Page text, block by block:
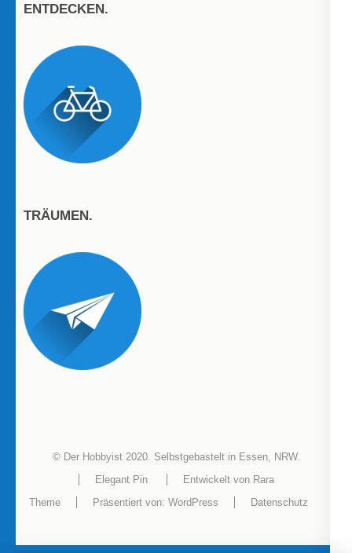
ENTDECKEN.
TRÄUMEN.
© Der Hobbyist 2020. Selbstgebastelt in Essen, NRW.
Elegant Pin
Entwickelt von Rara
Theme
Präsentiert von: WordPress Datenschutz